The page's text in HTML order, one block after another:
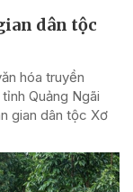
dân tộc
hóa truyền
Quảng Ngãi
gian dân tộc Xơ